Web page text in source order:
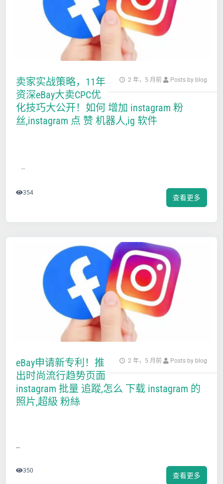
2 年，5 月前 Posts by blog
卖家实战策略，11年
资深eBay大卖CPC优
化技巧大公开！如何 增加 instagram 粉
丝,instagram 点 赞 机器人,ig 软件
…
查看更多
354
2 年，5 月前 Posts by blog
eBay申请新专利！推
出时尚流行趋势页面
instagram 批量 追蹤,怎么 下载 instagram 的
照片,超級 粉絲
…
查看更多
350